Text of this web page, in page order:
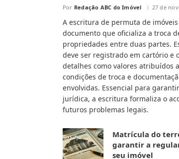
Por Redação ABC do Imóvel 27 de
A escritura de permuta de
documento que oficializa a troca
propriedades entre duas partes.
deve ser registrado em cartório e
detalhes como valores atribuídos
condições de troca e
envolvidas. Essencial para
jurídica, a escritura formaliza o
futuros problemas legais.
Matrícula do
garantir a
seu imóvel